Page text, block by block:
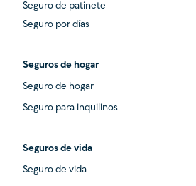
Seguro de patinete
Seguro por días
Seguros de hogar
Seguro de hogar
Seguro para inquilinos
Seguros de vida
Seguro de vida